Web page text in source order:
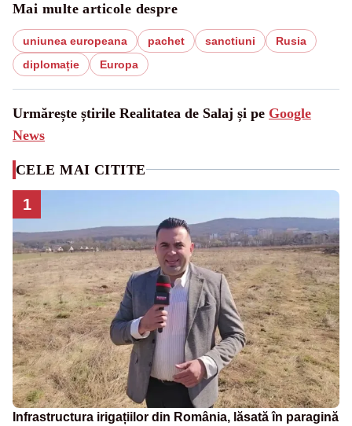
Mai multe articole despre
uniunea europeana pachet sanctiuni
Rusia
diplomație
Europa
Urmărește știrile Realitatea de Salaj și pe Google
News
CELE MAI CITITE
1
Infrastructura irigațiilor din România, lăsată în paragină